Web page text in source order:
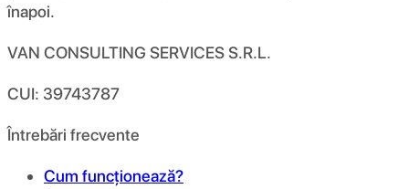
înapoi.
VAN CONSULTING SERVICES S.R.L.
CUI: 39743787
Întrebări frecvente
Cum funcționează?